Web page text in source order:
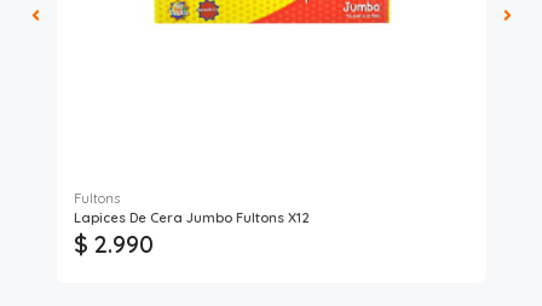
Fultons
Lapices De Cera Jumbo Fultons X12
$ 2.990